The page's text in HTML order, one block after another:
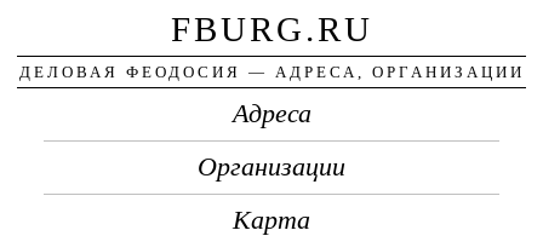
FBURG.RU
ДЕЛОВАЯ ФЕОДОСИЯ — АДРЕСА, ОРГАНИЗАЦИИ
Адреса
Организации
Карта